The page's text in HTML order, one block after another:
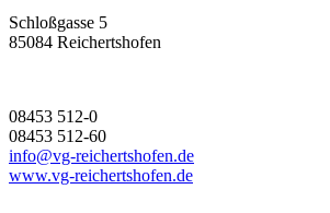
Schloßgasse 5
85084 Reichertshofen
08453 512-0
08453 512-60
info@vg-reichertshofen.de
www.vg-reichertshofen.de